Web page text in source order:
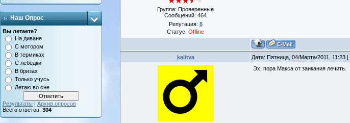
Наш Опрос
Вы летаете?
На диване
С мотором
В термиках
С лебёдки
В бризах
Только учусь
Летаю во сне
Результаты | Архив опросов
Всего ответов: 304
Группа: Проверенные
Сообщений: 464
Репутация: 8
Статус: Offline
kalitva Дата: Пятница, 04/Марта/2011, 11:23
Эх, пора Макса от заикания лечить.